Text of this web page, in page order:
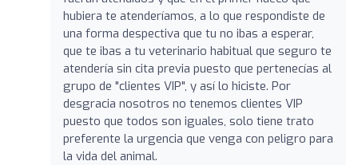
hubiera te atenderíamos, a lo que respondiste de
una forma despectiva que tu no ibas a esperar,
que te ibas a tu veterinario habitual que seguro te
atendería sin cita previa puesto que pertenecías al
grupo de "clientes VIP", y así lo hiciste. Por
desgracia nosotros no tenemos clientes VIP
puesto que todos son iguales, solo tiene trato
preferente la urgencia que venga con peligro para
la vida del animal.